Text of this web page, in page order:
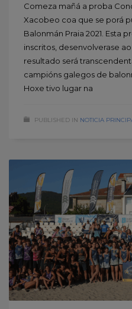
Comeza mañá a proba
Xacobeo coa que se porá
Balonmán Praia 2021. Esta
inscritos, desenvolverase
resultado será
campións galegos de
Hoxe tivo lugar na
PUBLISHED IN NOTICIA